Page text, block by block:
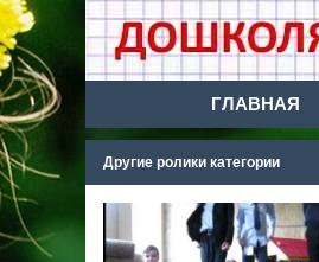
ГЛАВНАЯ
Другие ролики категории